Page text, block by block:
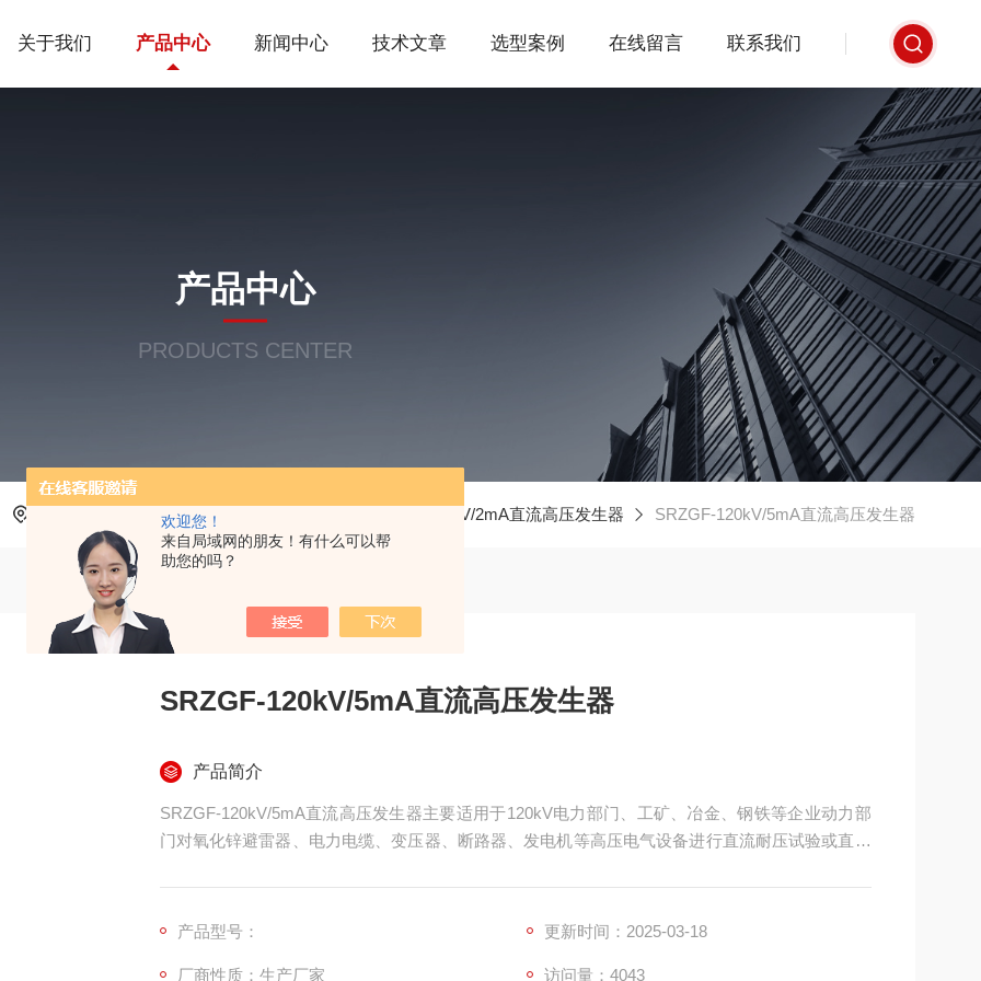
欢迎您！
来自局域网的朋友！有什么可以帮
助您的吗？
关于我们 产品中心 新闻中心 技术文章 选型案例 在线留言 联系我们
产品中心
PRODUCTS CENTER
产品中心 120kV/2mA直流高压发生器 SRZGF-120kV/5mA直流高压发生器
SRZGF-120kV/5mA直流高压发生器
产品简介
SRZGF-120kV/5mA直流高压发生器主要适用于120kV电力部门、工矿、冶金、钢铁等企业动力部
门对氧化锌避雷器、电力电缆、变压器、断路器、发电机等高压电气设备进行直流耐压试验或直流
产品型号： 更新时间：2025-03-18
厂商性质：生产厂家 访问量：4043